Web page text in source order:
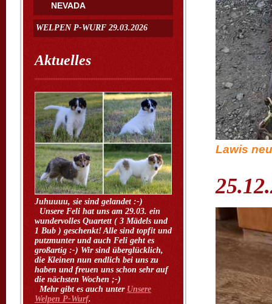
NEVADA
WELPEN P-WURF 29.03.2026
Aktuelles
Juhuuuu, sie sind gelandet :-)
Unsere Feli hat uns am 29.03. ein
wundervolles Quartett ( 3 Mädels und
1 Bub ) geschenkt! Alle sind topfit und
putzmunter und auch Feli geht es
großartig :-) Wir sind überglücklich,
die Kleinen nun endlich bei uns zu
haben und freuen uns schon sehr auf
die nächsten Wochen ;-)
Mehr gibt es auch unter Unsere
Welpen P-Wurf.
Lawis